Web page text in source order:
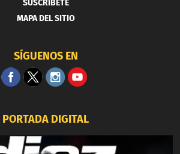
SUSCRIBETE
MAPA DEL SITIO
SÍGUENOS EN
PORTADA DIGITAL